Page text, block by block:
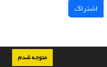
متوجه شدم
اشتراک